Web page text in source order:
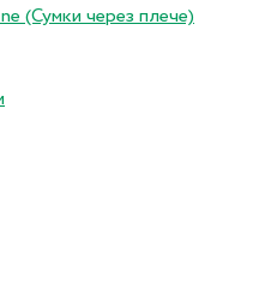
(Сумки через плече)